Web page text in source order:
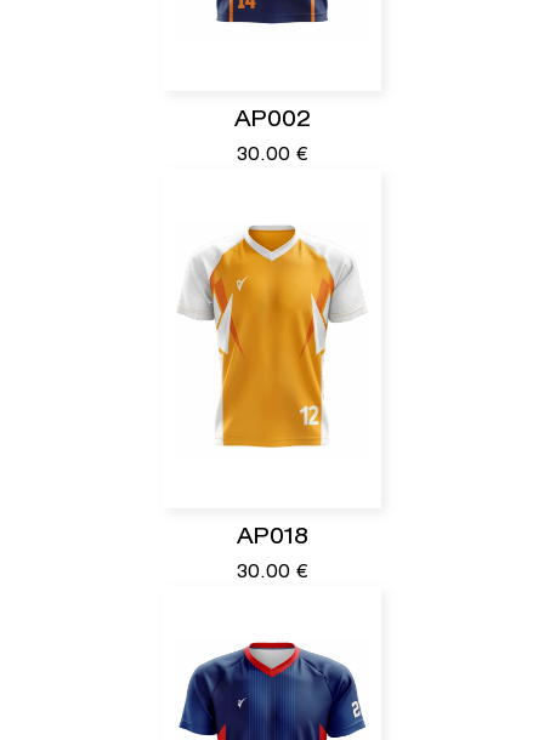
AP002
30.00 €
AP018
30.00 €